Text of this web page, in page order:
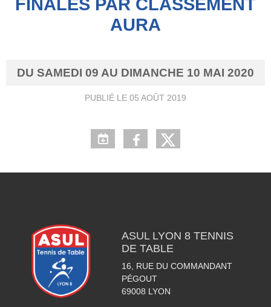
FINALES PAR CLASSEMENT
AURA
DU SAMEDI 09 AU DIMANCHE 10 MAI 2020
PUBLIÉ LE 05 AOÛT 2019
ASUL LYON 8 TENNIS
DE TABLE
16, RUE DU COMMANDANT
PÉGOUT
69008 LYON